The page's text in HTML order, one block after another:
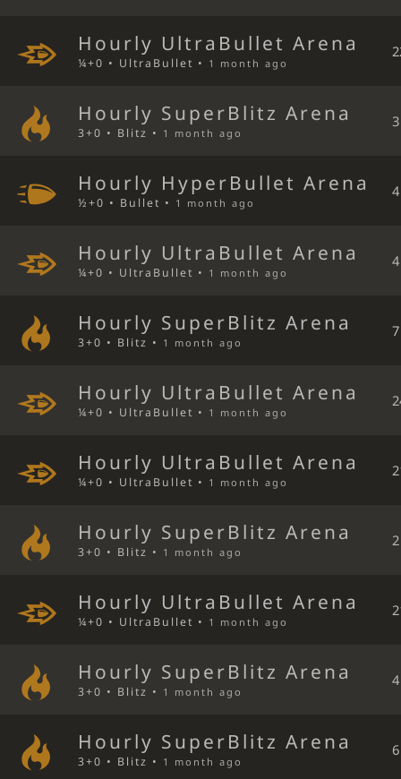
Hourly UltraBullet Arena
¼+0 • UltraBullet • 1 month ago
Hourly SuperBlitz Arena
3+0 • Blitz • 1 month ago
3
Hourly HyperBullet Arena
½+0 • Bullet • 1 month ago
4
Hourly UltraBullet Arena
¼+0 • UltraBullet • 1 month ago
4
Hourly SuperBlitz Arena
3+0 • Blitz • 1 month ago
7
Hourly UltraBullet Arena
¼+0 • UltraBullet • 1 month ago
Hourly UltraBullet Arena
¼+0 • UltraBullet • 1 month ago
Hourly SuperBlitz Arena
3+0 • Blitz • 1 month ago
2
Hourly UltraBullet Arena
¼+0 • UltraBullet • 1 month ago
Hourly SuperBlitz Arena
3+0 • Blitz • 1 month ago
4
Hourly SuperBlitz Arena
3+0 • Blitz • 1 month ago
6